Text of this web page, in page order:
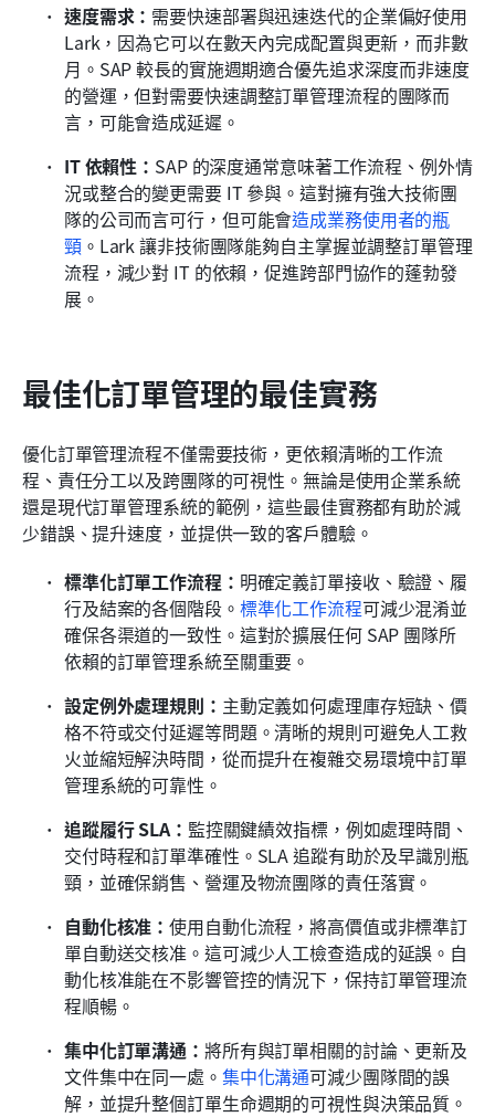
速度需求： 需要快速部署與迅速迭代的企業偏好使用
Lark，因為它可以在數天內完成配置與更新，而非數
月。SAP 較長的實施週期適合優先追求深度而非速度
的營運，但對需要快速調整訂單管理流程的團隊而
言，可能會造成延遲。
IT 依賴性： SAP 的深度通常意味著工作流程、例外情
況或整合的變更需要 IT 參與。這對擁有強大技術團
隊的公司而言可行，但可能會造成業務使用者的瓶
頸。Lark 讓非技術團隊能夠自主掌握並調整訂單管理
流程，減少對 IT 的依賴，促進跨部門協作的蓬勃發
展。
最佳化訂單管理的最佳實務
優化訂單管理流程不僅需要技術，更依賴清晰的工作流
程、責任分工以及跨團隊的可視性。無論是使用企業系統
還是現代訂單管理系統的範例，這些最佳實務都有助於減
少錯誤、提升速度，並提供一致的客戶體驗。
標準化訂單工作流程： 明確定義訂單接收、驗證、履
行及結案的各個階段。 標準化工作流程可減少混淆並
確保各渠道的一致性。這對於擴展任何 SAP 團隊所
依賴的訂單管理系統至關重要。
設定例外處理規則： 主動定義如何處理庫存短缺、價
格不符或交付延遲等問題。清晰的規則可避免人工救
火並縮短解決時間，從而提升在複雜交易環境中訂單
管理系統的可靠性。
追蹤履行 SLA： 監控關鍵績效指標，例如處理時間、
交付時程和訂單準確性。SLA 追蹤有助於及早識別瓶
頸，並確保銷售、營運及物流團隊的責任落實。
自動化核准：使用自動化流程，將高價值或非標準訂
單自動送交核准。這可減少人工檢查造成的延誤。自
動化核准能在不影響管控的情況下，保持訂單管理流
程順暢。
集中化訂單溝通： 將所有與訂單相關的討論、更新及
文件集中在同一處。 集中化溝通可減少團隊間的誤
解，並提升整個訂單生命週期的可視性與決策品質。